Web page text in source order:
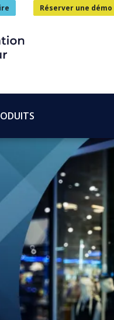
Réserver une démo